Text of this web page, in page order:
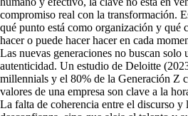
compromiso real con la transformación.
qué punto está como organización y qué
hacer o puede hacer hacer en cada
Las nuevas generaciones no buscan solo
autenticidad. Un estudio de Deloitte
millennials y el 80% de la Generación Z
valores de una empresa son clave a la
La falta de coherencia entre el discurso y